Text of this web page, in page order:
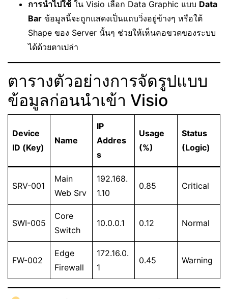
การนำไปใช้ ใน Visio เลือก Data Graphic แบบ Data
Bar ข้อมูลนี้จะถูกแสดงเป็นแถบวิ่งอยู่ข้างๆ หรือใต้
Shape ของ Server นั้นๆ ช่วยให้เห็นคอขวดของระบบ
ได้ด้วยตาเปล่า
ตารางตัวอย่างการจัดรูปแบบ
ข้อมูลก่อนนำเข้า Visio
Device
ID (Key)
Name
IP
Addres
s
Usage
(%)
Status
(Logic)
SRV-001
Main
Web Srv
192.168.
1.10
0.85 Critical
SWI-005
Core
Switch
10.0.0.1 0.12 Normal
FW-002
Edge
Firewall
172.16.0.
1
0.45 Warning